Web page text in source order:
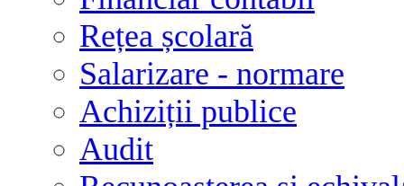
Rețea școlară
Salarizare - normare
Achiziții publice
Audit